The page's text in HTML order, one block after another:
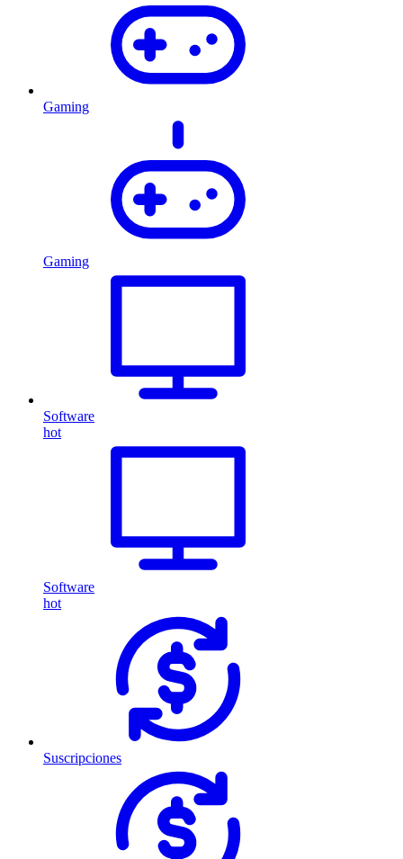
Gaming
Gaming
Software
hot
Software
hot
Suscripciones